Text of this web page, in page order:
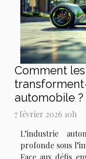
Comment
automobile ?
7 février 2026 10h
L’industrie
profonde sous